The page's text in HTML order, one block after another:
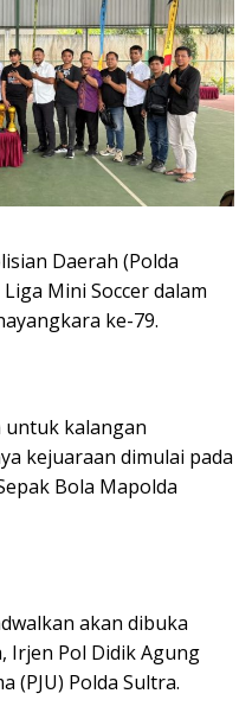
Daerah (Polda
Mini Soccer dalam
ke-79.
kalangan
kejuaraan dimulai pada
Bola Mapolda
akan dibuka
Irjen Pol Didik Agung
(PJU) Polda Sultra.